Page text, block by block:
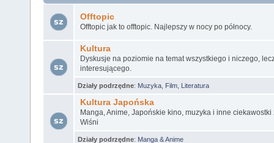
Offtopic
Offtopic jak to offtopic. Najlepszy w nocy po północy.
Kultura
Dyskusje na poziomie na temat wszystkiego i niczego,
interesującego.
Działy podrzędne: Muzyka Film Literatura
Kultura Japońska
Manga, Anime, Japońskie kino, muzyka i inne
Wiśni
Działy podrzędne: Manga & Anime